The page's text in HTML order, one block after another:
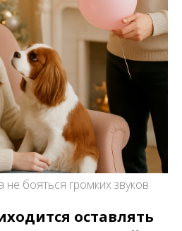
не бояться громких звуков
оставлять